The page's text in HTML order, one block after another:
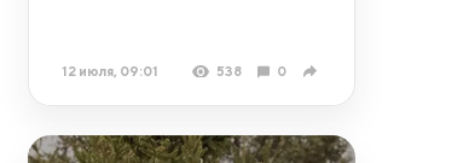
12 июля, 09:01 538 0